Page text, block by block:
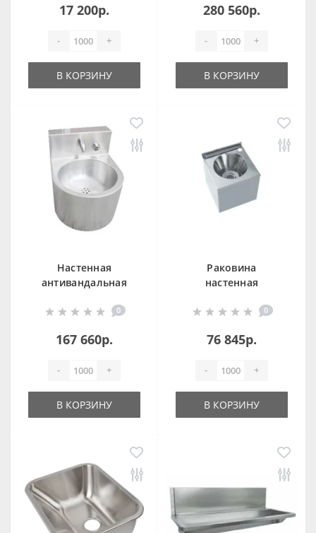
17 200р.
- +
В КОРЗИНУ
280 560р.
- +
В КОРЗИНУ
Настенная
антивандальная
со смесителем и
0
167 660р.
- +
В КОРЗИНУ
Раковина
настенная
13097.B
0
76 845р.
- +
В КОРЗИНУ